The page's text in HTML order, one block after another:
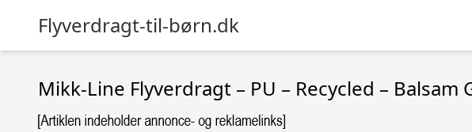
Flyverdragt-til-børn.dk
Mikk-Line Flyverdragt – PU – Recycled – Balsam